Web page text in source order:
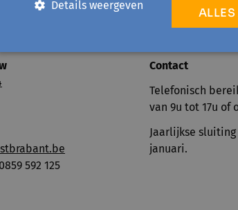
592 125
Contact
Telefonisch
van 9u tot 17u of
Jaarlijkse sluiting
januari.
Details weergeven